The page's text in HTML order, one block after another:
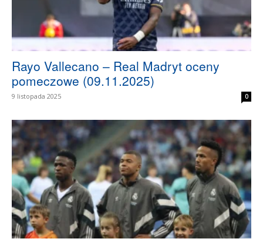
Rayo Vallecano – Real Madryt oceny
pomeczowe (09.11.2025)
9 listopada 2025 0